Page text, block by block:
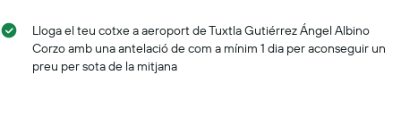
Lloga el teu cotxe a aeroport de Tuxtla Gutiérrez Ángel Albino
Corzo amb una antelació de com a mínim 1 dia per aconseguir un
preu per sota de la mitjana